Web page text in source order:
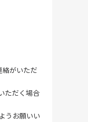
絡がいただ
ただく場合
うお願いい